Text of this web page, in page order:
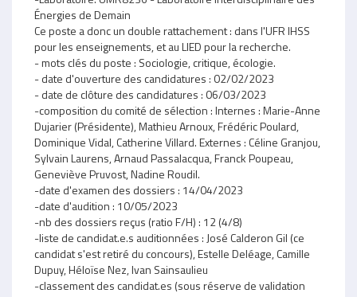
Énergies de Demain
Ce poste a donc un double rattachement : dans l'UFR IHSS
pour les enseignements, et au LIED pour la recherche.
- mots clés du poste : Sociologie, critique, écologie.
- date d'ouverture des candidatures : 02/02/2023
- date de clôture des candidatures : 06/03/2023
-composition du comité de sélection : Internes : Marie-Anne
Dujarier (Présidente), Mathieu Arnoux, Frédéric Poulard,
Dominique Vidal, Catherine Villard. Externes : Céline Granjou,
Sylvain Laurens, Arnaud Passalacqua, Franck Poupeau,
Geneviève Pruvost, Nadine Roudil.
-date d'examen des dossiers : 14/04/2023
-date d'audition : 10/05/2023
-nb des dossiers reçus (ratio F/H) : 12 (4/8)
-liste de candidat.e.s auditionnées : José Calderon Gil (ce
candidat s'est retiré du concours), Estelle Deléage, Camille
Dupuy, Héloïse Nez, Ivan Sainsaulieu
-classement des candidat.es (sous réserve de validation